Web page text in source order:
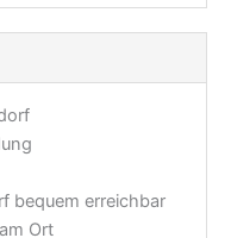
bequem erreichbar
Ort